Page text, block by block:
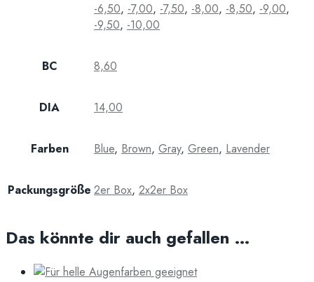
-6,50, -7,00, -7,50, -8,00, -8,50, -9,00,
-9,50, -10,00
BC 8,60
DIA 14,00
Farben Blue, Brown, Gray, Green, Lavender
Packungsgröße 2er Box, 2x2er Box
Das könnte dir auch gefallen …